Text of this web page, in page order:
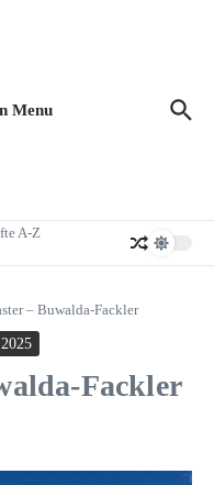
Menu
A-Z
– Buwalda-Fackler
Fackler